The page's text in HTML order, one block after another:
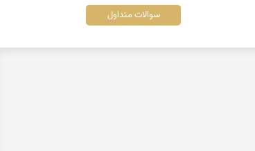
سوالات متداول